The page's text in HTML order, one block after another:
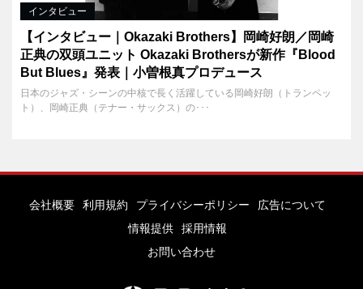
インタビュー
【インタビュー｜Okazaki Brothers】岡崎好朗／岡崎
正典の双頭ユニット Okazaki Brothersが新作『Blood
But Blues』発表｜小曽根真プロデュース
日本のジャズ・シーンの中核で長く活躍している岡崎好朗（トランペッ
ト）、岡崎正典（テナー・サックス）の･･･
会社概要 利用規約 プライバシーポリシー
広告について
情報提供
採用情報
お問い合わせ